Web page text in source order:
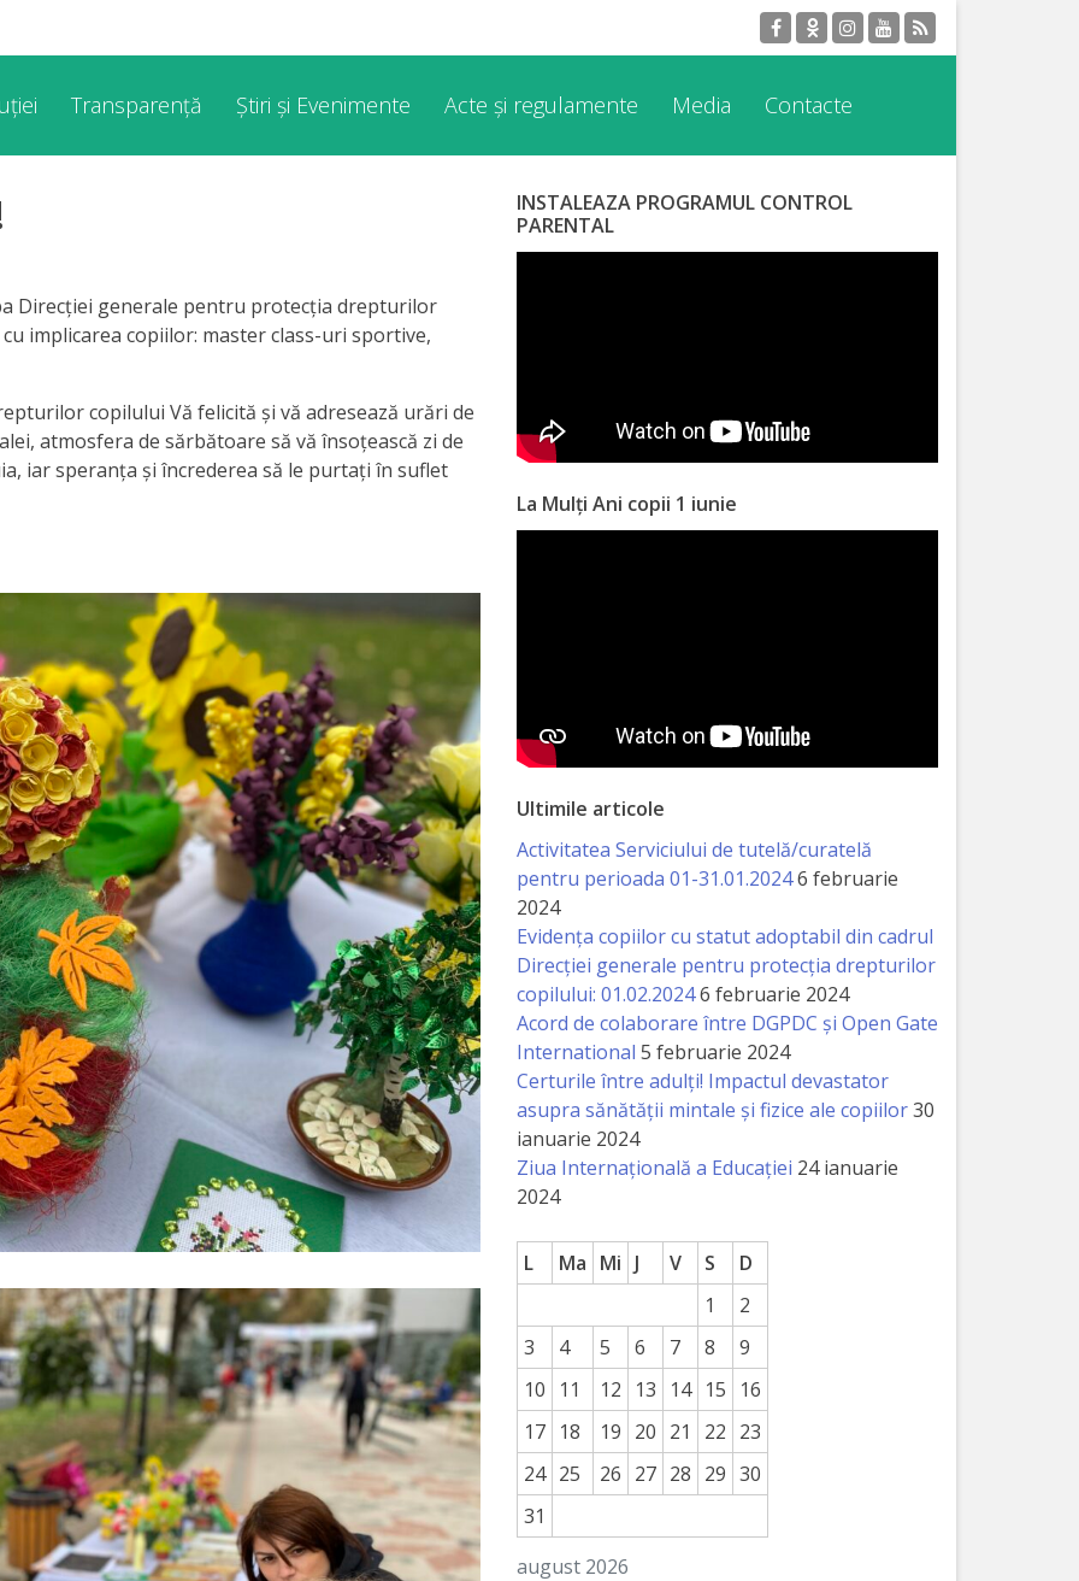
Transparență Știri și Evenimente Acte și regulamente Media Contacte
Direcției generale pentru protecția drepturilor
implicarea copiilor: master class-uri sportive,
copilului Vă felicită și vă adresează urări de
atmosfera de sărbătoare să vă însoţească zi de
iar speranţa şi încrederea să le purtați în suflet
INSTALEAZA PROGRAMUL CONTROL
PARENTAL
La Mulți Ani copii 1 iunie
Ultimile articole
Activitatea Serviciului de tutelă/curatelă
pentru perioada 01-31.01.20246 februarie
2024
Evidența copiilor cu statut adoptabil din cadrul
Direcției generale pentru protecția drepturilor
copilului: 01.02.20246 februarie 2024
Acord de colaborare între DGPDC și Open Gate
International 5 februarie 2024
Certurile între adulți! Impactul devastator
asupra sănătății mintale și fizice ale copiilor30
ianuarie 2024
Ziua Internațională a Educației 24 ianuarie
2024
august 2026
L Ma Mi J V S
D
1
2
3
4 5 6 7 8
9
10
11 12 13 14 15
16
17 18 19 20 21 22 23
24 25 26 27 28 29 30
31